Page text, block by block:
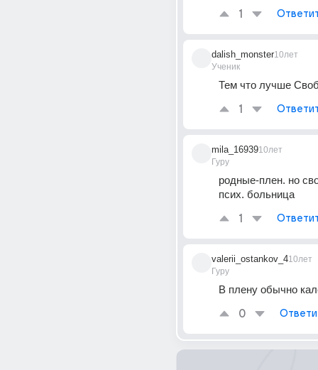
1
dalish_monster
Ученик
10лет
Тем что лучше
1
mila_16939
Гуру
10лет
родные-плен. но
псих. больница
1
valerii_ostankov_4
Гуру
10лет
В плену обычно
0